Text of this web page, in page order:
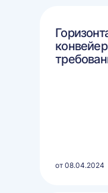
от 08.04.2024